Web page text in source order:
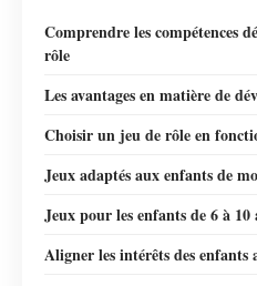
Comprendre les compétences
rôle
Les avantages en matière de
Choisir un jeu de rôle en
Jeux adaptés aux enfants de
Jeux pour les enfants de 6 à 10
Aligner les intérêts des enfants